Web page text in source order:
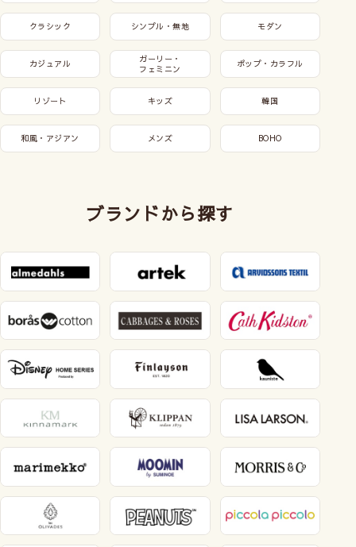
クラシック シンプル・無地 モダン
カジュアル
ガーリー・
フェミニン
ポップ・カラフル
リゾート キッズ 韓国
和風・アジアン メンズ BOHO
ブランドから探す